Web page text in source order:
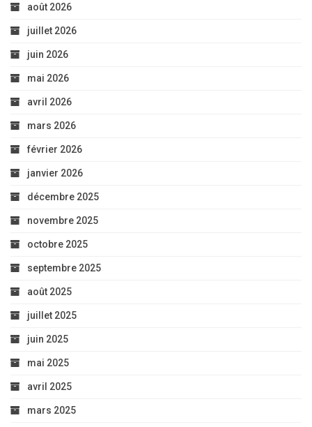
août 2026
juillet 2026
juin 2026
mai 2026
avril 2026
mars 2026
février 2026
janvier 2026
décembre 2025
novembre 2025
octobre 2025
septembre 2025
août 2025
juillet 2025
juin 2025
mai 2025
avril 2025
mars 2025